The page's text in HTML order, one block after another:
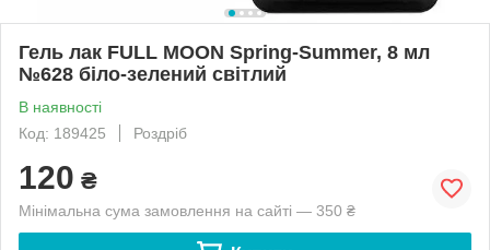
Гель лак FULL MOON Spring-Summer, 8 мл
№628 біло-зелений світлий
В наявності
Код: 189425
Роздріб
120 ₴
Мінімальна сума замовлення на сайті — 350 ₴